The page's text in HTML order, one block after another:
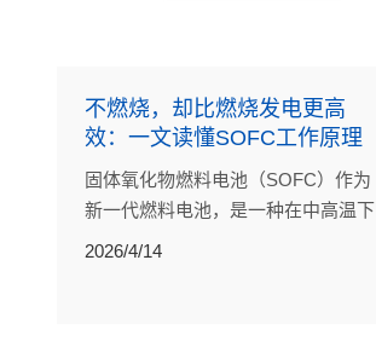
不燃烧，却比燃烧发电更高
效：一文读懂SOFC工作原理
固体氧化物燃料电池（SOFC）作为
新一代燃料电池，是一种在中高温下
直接将燃料的化学能高效、低碳、环
2026/4/14